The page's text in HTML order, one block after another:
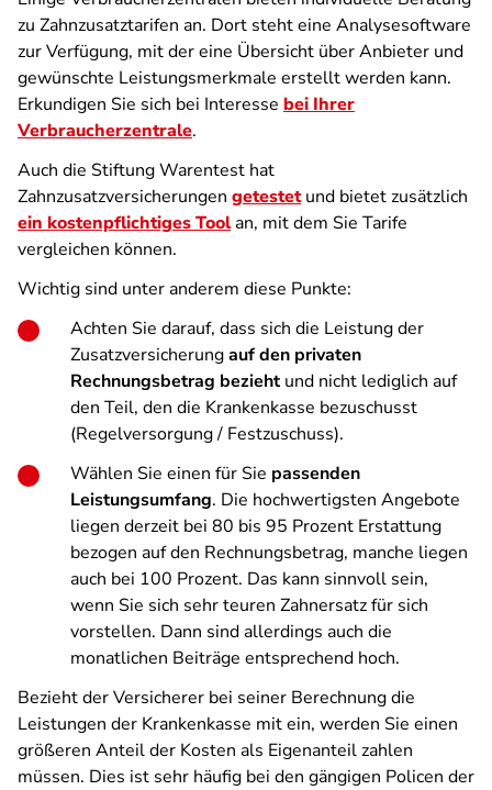
zu Zahnzusatztarifen an. Dort steht eine Analysesoftware
zur Verfügung, mit der eine Übersicht über Anbieter und
gewünschte Leistungsmerkmale erstellt werden kann.
Erkundigen Sie sich bei Interesse bei Ihrer
Verbraucherzentrale.
Auch die Stiftung Warentest hat
Zahnzusatzversicherungen getestetund bietet zusätzlich
ein kostenpflichtiges Toolan, mit dem Sie Tarife
vergleichen können.
Wichtig sind unter anderem diese Punkte:
Achten Sie darauf, dass sich die Leistung der
Zusatzversicherungauf den privaten
Rechnungsbetrag beziehtund nicht lediglich auf
den Teil, den die Krankenkasse bezuschusst
(Regelversorgung / Festzuschuss).
Wählen Sie einen für Sie passenden
Leistungsumfang. Die hochwertigsten Angebote
liegen derzeit bei 80 bis 95 Prozent Erstattung
bezogen auf den Rechnungsbetrag, manche liegen
auch bei 100 Prozent. Das kann sinnvoll sein,
wenn Sie sich sehr teuren Zahnersatz für sich
vorstellen. Dann sind allerdings auch die
monatlichen Beiträge entsprechend hoch.
Bezieht der Versicherer bei seiner Berechnung die
Leistungen der Krankenkasse mit ein, werden Sie einen
größeren Anteil der Kosten als Eigenanteil zahlen
müssen. Dies ist sehr häufig bei den gängigen Policen der